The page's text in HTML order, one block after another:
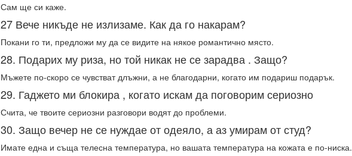
Сам ще си каже.
27 Вече никъде не излизаме. Как да го накарам?
Покани го ти, предложи му да се видите на някое романтично място.
28. Подарих му риза, но той никак не се зарадва . Защо?
Мъжете по-скоро се чувстват длъжни, а не благодарни, когато им подариш подарък.
29. Гаджето ми блокира , когато искам да поговорим сериозно
Счита, че твоите сериозни разговори водят до проблеми.
30. Защо вечер не се нуждае от одеяло, а аз умирам от студ?
Имате една и съща телесна температура, но вашата температура на кожата е по-ниска.